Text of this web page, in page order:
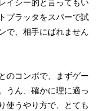
イシー的と言ってもい
プラッタをスパーで試
で、相手にばれません
のコンボで、まずゲー
うん、確かに理に適っ
使うやり方で、とても